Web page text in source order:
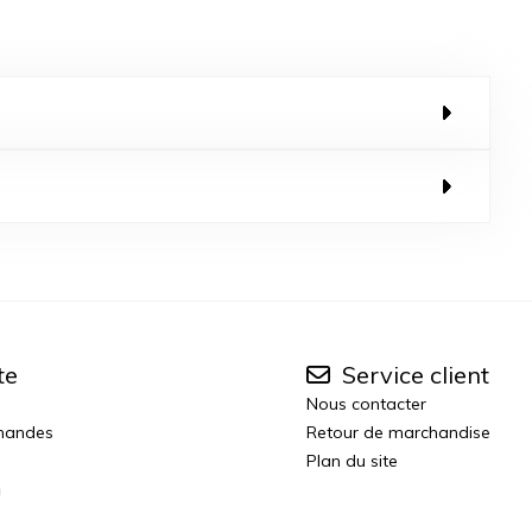
Service client
Nous contacter
Retour de marchandise
Plan du site